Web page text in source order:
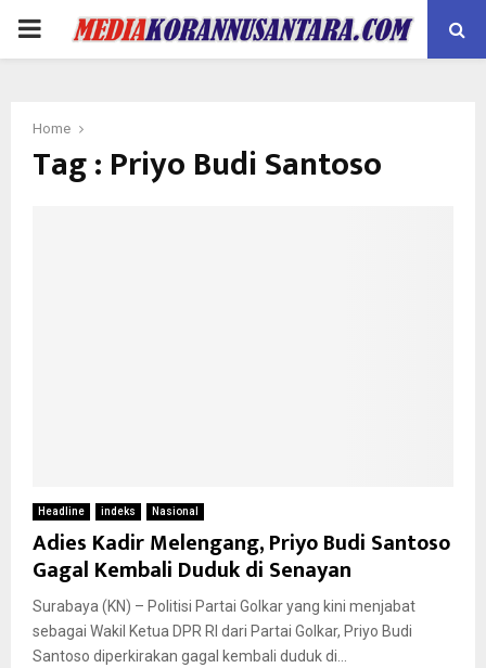
PRIMARY
Home
Tag : Priyo Budi Santoso
Headline indeks Nasional
Adies Kadir Melengang, Priyo Budi Santoso
Gagal Kembali Duduk di Senayan
Surabaya (KN) – Politisi Partai Golkar yang kini menjabat
sebagai Wakil Ketua DPR RI dari Partai Golkar, Priyo Budi
Santoso diperkirakan gagal kembali duduk di...